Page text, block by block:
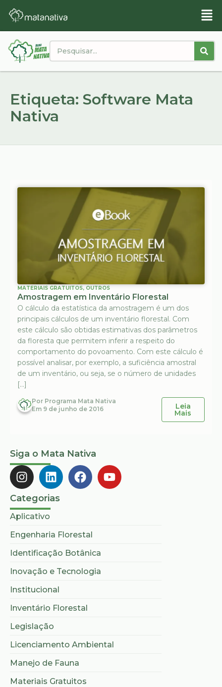
Etiqueta: Software Mata
Nativa
MATERIAIS GRATUITOS, OUTROS
Amostragem em Inventário Florestal
O cálculo da estatística da amostragem é um dos
principais cálculos de um inventário florestal. Com
este cálculo são obtidas estimativas dos parâmetros
da floresta que permitem inferir a respeito do
comportamento do povoamento. Com este cálculo é
possível analisar, por exemplo, a suficiência amostral
de um inventário, ou seja, se o número de unidades
[…]
Por Programa Mata Nativa
Em 9 de junho de 2016 Leia
Mais
Siga o Mata Nativa
Categorias
Aplicativo
Engenharia Florestal
Identificação Botânica
Inovação e Tecnologia
Institucional
Inventário Florestal
Legislação
Licenciamento Ambiental
Manejo de Fauna
Materiais Gratuitos